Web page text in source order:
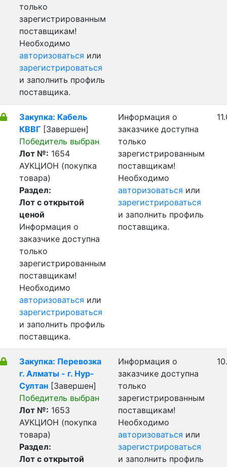
только
зарегистрированным
поставщикам!
Необходимо
авторизоваться или
зарегистрироваться
и заполнить профиль
поставщика.
Закупка: Кабель
КВВГ [Завершен]
Победитель выбран
Лот №: 1654
АУКЦИОН (покупка
товара)
Раздел:
Лот с открытой
ценой
Информация о
заказчике доступна
только
зарегистрированным
поставщикам!
Необходимо
авторизоваться или
зарегистрироваться
и заполнить профиль
поставщика.
Информация о
заказчике доступна
только
зарегистрированным
поставщикам!
Необходимо
авторизоваться или
зарегистрироваться
и заполнить профиль
поставщика.
Закупка: Перевозка
г. Алматы - г. Нур-
Султан [Завершен]
Победитель выбран
Лот №: 1653
АУКЦИОН (покупка
товара)
Раздел:
Лот с открытой
Информация о
заказчике доступна
только
зарегистрированным
поставщикам!
Необходимо
авторизоваться или
зарегистрироваться
и заполнить профиль